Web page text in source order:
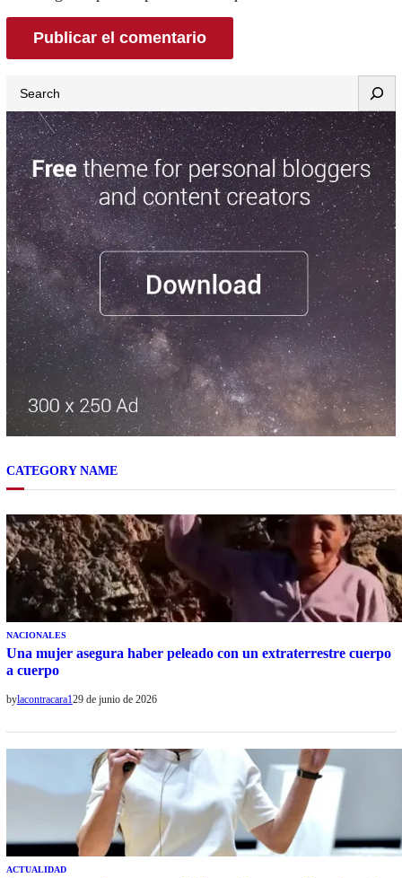
CATEGORY NAME
NACIONALES
Una mujer asegura haber peleado con un extraterrestre cuerpo
a cuerpo
bylacontracara129 de junio de 2026
ACTUALIDAD